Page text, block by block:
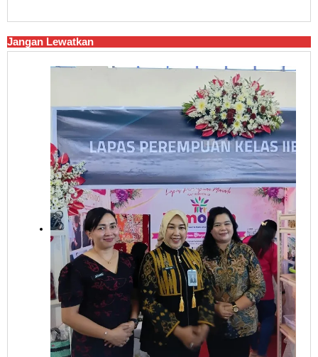
Jangan Lewatkan